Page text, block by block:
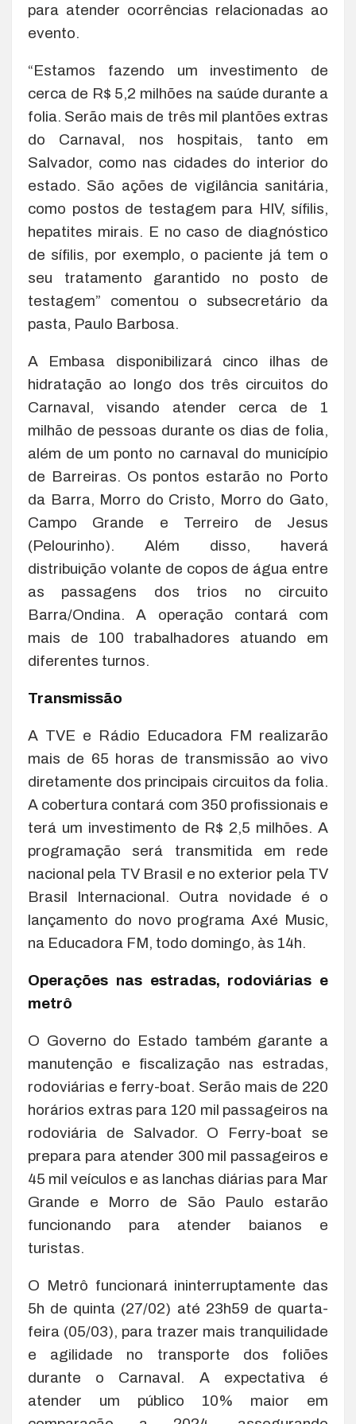
para atender ocorrências relacionadas ao
evento.
“Estamos fazendo um investimento de
cerca de R$ 5,2 milhões na saúde durante a
folia. Serão mais de três mil plantões extras
do Carnaval, nos hospitais, tanto em
Salvador, como nas cidades do interior do
estado. São ações de vigilância sanitária,
como postos de testagem para HIV, sífilis,
hepatites mirais. E no caso de diagnóstico
de sífilis, por exemplo, o paciente já tem o
seu tratamento garantido no posto de
testagem” comentou o subsecretário da
pasta, Paulo Barbosa.
A Embasa disponibilizará cinco ilhas de
hidratação ao longo dos três circuitos do
Carnaval, visando atender cerca de 1
milhão de pessoas durante os dias de folia,
além de um ponto no carnaval do município
de Barreiras. Os pontos estarão no Porto
da Barra, Morro do Cristo, Morro do Gato,
Campo Grande e Terreiro de Jesus
(Pelourinho). Além disso, haverá
distribuição volante de copos de água entre
as passagens dos trios no circuito
Barra/Ondina. A operação contará com
mais de 100 trabalhadores atuando em
diferentes turnos.
Transmissão
A TVE e Rádio Educadora FM realizarão
mais de 65 horas de transmissão ao vivo
diretamente dos principais circuitos da folia.
A cobertura contará com 350 profissionais e
terá um investimento de R$ 2,5 milhões. A
programação será transmitida em rede
nacional pela TV Brasil e no exterior pela TV
Brasil Internacional. Outra novidade é o
lançamento do novo programa Axé Music,
na Educadora FM, todo domingo, às 14h.
Operações nas estradas, rodoviárias e
metrô
O Governo do Estado também garante a
manutenção e fiscalização nas estradas,
rodoviárias e ferry-boat. Serão mais de 220
horários extras para 120 mil passageiros na
rodoviária de Salvador. O Ferry-boat se
prepara para atender 300 mil passageiros e
45 mil veículos e as lanchas diárias para Mar
Grande e Morro de São Paulo estarão
funcionando para atender baianos e
turistas.
O Metrô funcionará ininterruptamente das
5h de quinta (27/02) até 23h59 de quarta-
feira (05/03), para trazer mais tranquilidade
e agilidade no transporte dos foliões
durante o Carnaval. A expectativa é
atender um público 10% maior em